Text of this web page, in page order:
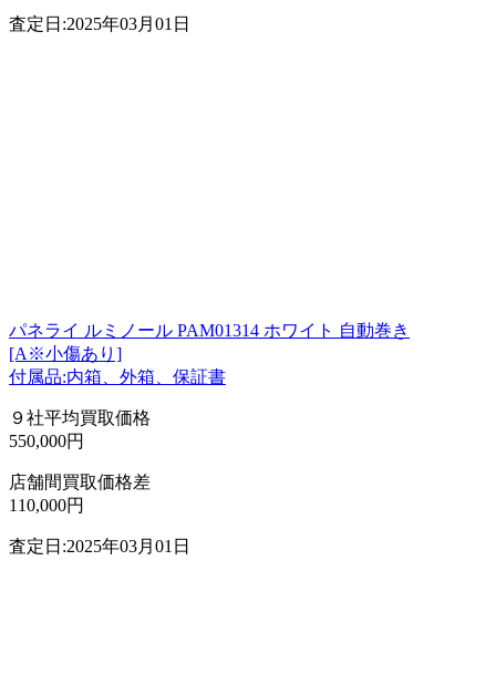
査定日:2025年03月01日
パネライ ルミノール PAM01314 ホワイト 自動巻き
[A※小傷あり]
付属品:内箱、外箱、保証書
９社平均買取価格
550,000円
店舗間買取価格差
110,000円
査定日:2025年03月01日